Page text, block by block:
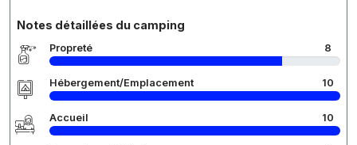
Notes détaillées du camping
Propreté 8
Hébergement/Emplacement 10
Accueil 10